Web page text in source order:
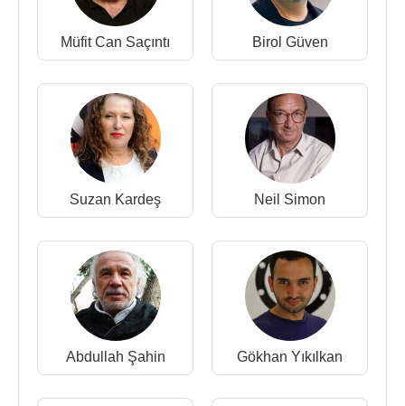
Müfit Can Saçıntı Birol Güven
Suzan Kardeş Neil Simon
Abdullah Şahin Gökhan Yıkılkan